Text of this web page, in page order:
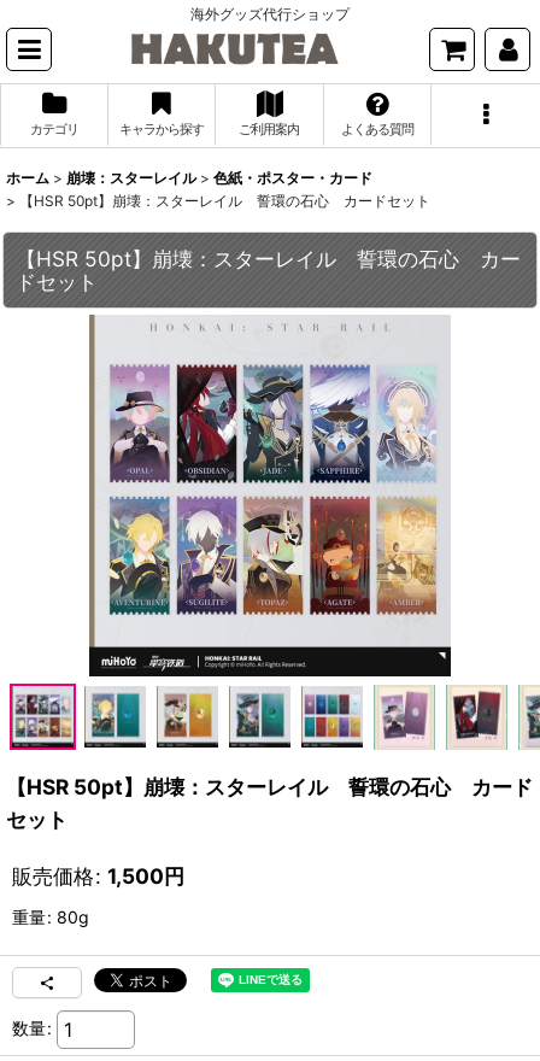
海外グッズ代行ショップ
カテゴリ キャラから探す ご利用案内 よくある質問
ホーム > 崩壊：スターレイル > 色紙・ポスター・カード
>
【HSR 50pt】崩壊：スターレイル 誓環の石心 カードセット
【HSR 50pt】崩壊：スターレイル 誓環の石心 カー
ドセット
【HSR 50pt】崩壊：スターレイル 誓環の石心 カード
セット
販売価格: 1,500円
重量: 80g
数量: